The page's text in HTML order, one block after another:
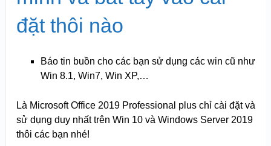
đặt thôi nào
Báo tin buồn cho các bạn sử dụng các win cũ như
Win 8.1, Win7, Win XP,…
Là Microsoft Office 2019 Professional plus chỉ cài đặt và
sử dụng duy nhất trên Win 10 và Windows Server 2019
thôi các bạn nhé!